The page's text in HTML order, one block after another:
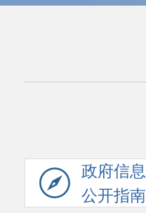
政府信息
公开指南